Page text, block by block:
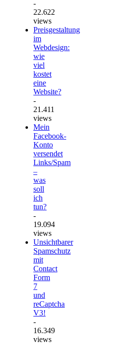
-
22.622
views
Preisgestaltung
im
Webdesign:
wie
viel
kostet
eine
Website?
-
21.411
views
Mein
Facebook-
Konto
versendet
Links/Spam
–
was
soll
ich
tun?
-
19.094
views
Unsichtbarer
Spamschutz
mit
Contact
Form
7
und
reCaptcha
V3!
-
16.349
views